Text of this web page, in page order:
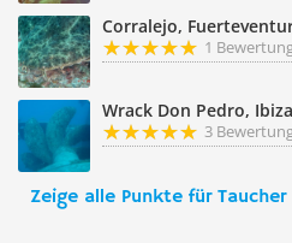
Corralejo,
1
Wrack Don Pedro, Ibiza
3
Zeige alle Punkte für Taucher